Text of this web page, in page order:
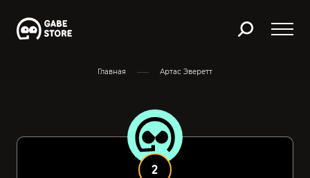
Главная Артас Эверетт
2